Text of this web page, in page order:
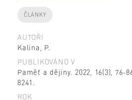
ČLÁNKY
AUTOŘI
Kalina, P.
PUBLIKOVÁNO V
Paměť a dějiny. 2022, 16(3), 76-
8241.
ROK